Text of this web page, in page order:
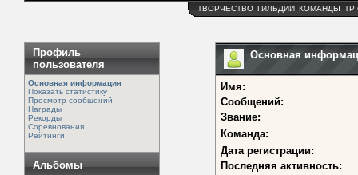
ТВОРЧЕСТВО ГИЛЬДИИ КОМАНДЫ ТР
Профиль
пользователя
Основная информация
Показать статистику
Просмотр сообщений
Награды
Рекорды
Соревнования
Рейтинги
Альбомы
Основная
Имя:
Сообщений:
Звание:
Команда:
Дата регистрации:
Последняя активность: